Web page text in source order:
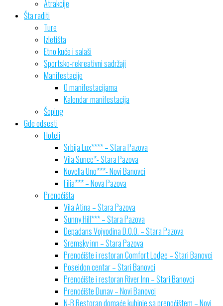
Atrakcije
Šta raditi
Ture
Izletišta
Etno kuće i salaši
Sportsko-rekreativni sadržaji
Manifestacije
O manifestacijama
Kalendar manifestacija
Šoping
Gde odsesti
Hoteli
Srbija Lux**** – Stara Pazova
Vila Sunce*- Stara Pazova
Novella Uno***- Novi Banovci
Filia*** – Nova Pazova
Prenoćišta
Vila Atina – Stara Pazova
Sunny Hill*** – Stara Pazova
Depadans Vojvodina D.O.O. – Stara Pazova
Sremsky inn – Stara Pazova
Prenoćište i restoran Comfort Lodge – Stari Banovci
Poseidon centar – Stari Banovci
Prenoćište i restoran River Inn – Stari Banovci
Prenoćište Dunav – Novi Banovci
N-B Restoran domaće kuhinje sa prenoćištem – Novi